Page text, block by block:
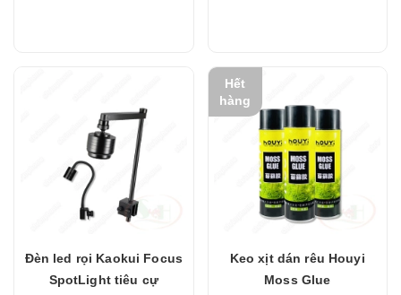
Đèn led rọi Kaokui Focus
SpotLight tiêu cự
Hết
hàng
Keo xịt dán rêu Houyi
Moss Glue